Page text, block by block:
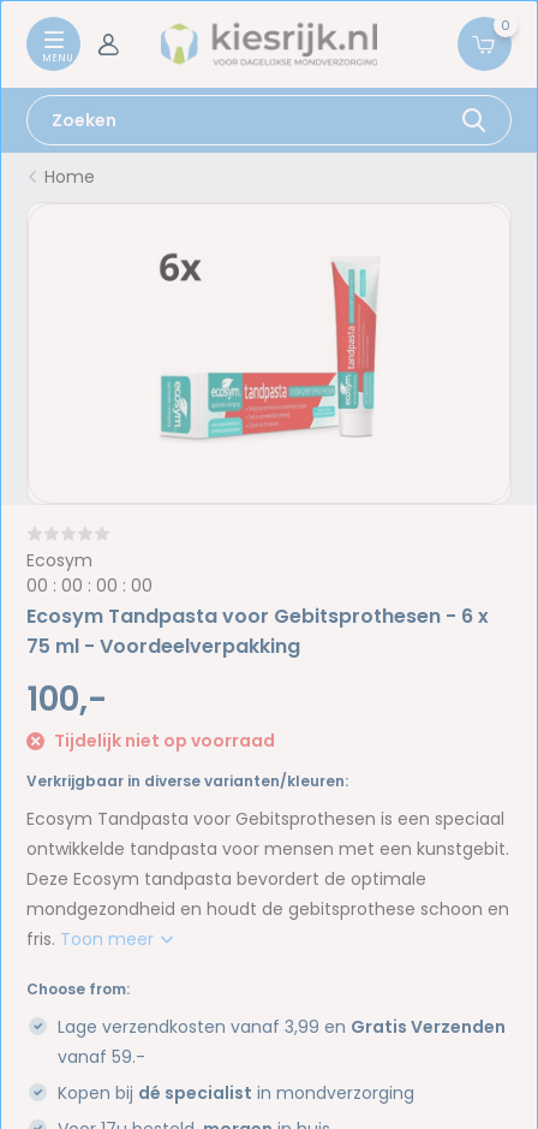
0
Home
Ecosym
00 :00 :00 :00
Ecosym Tandpasta voor Gebitsprothesen - 6 x
75 ml - Voordeelverpakking
100,-
Tijdelijk niet op voorraad
Verkrijgbaar in diverse varianten/kleuren:
Ecosym Tandpasta voor Gebitsprothesen is een speciaal
ontwikkelde tandpasta voor mensen met een kunstgebit.
Deze Ecosym tandpasta bevordert de optimale
mondgezondheid en houdt de gebitsprothese schoon en
fris. Toon meer
Choose from:
Lage verzendkosten vanaf 3,99 en Gratis Verzenden
vanaf 59.-
Kopen bij dé specialist in mondverzorging